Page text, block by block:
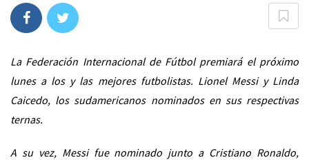
La Federación Internacional de Fútbol premiará el próximo
lunes a los y las mejores futbolistas. Lionel Messi y Linda
Caicedo, los sudamericanos nominados en sus respectivas
ternas.
A su vez, Messi fue nominado junto a Cristiano Ronaldo,